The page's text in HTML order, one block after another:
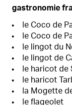
gastronomie
le Coco de
le Coco de
le lingot du
le lingot de
le haricot de
le haricot
la Mogette
le flageolet